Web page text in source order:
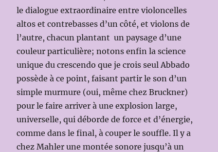
le dialogue extraordinaire entre violoncelles
altos et contrebasses d’un côté, et violons de
l’autre, chacun plantant un paysage d’une
couleur particulière; notons enfin la science
unique du crescendo que je crois seul Abbado
possède à ce point, faisant partir le son d’un
simple murmure (oui, même chez Bruckner)
pour le faire arriver à une explosion large,
universelle, qui déborde de force et d’énergie,
comme dans le final, à couper le souffle. Il y a
chez Mahler une montée sonore jusqu’à un